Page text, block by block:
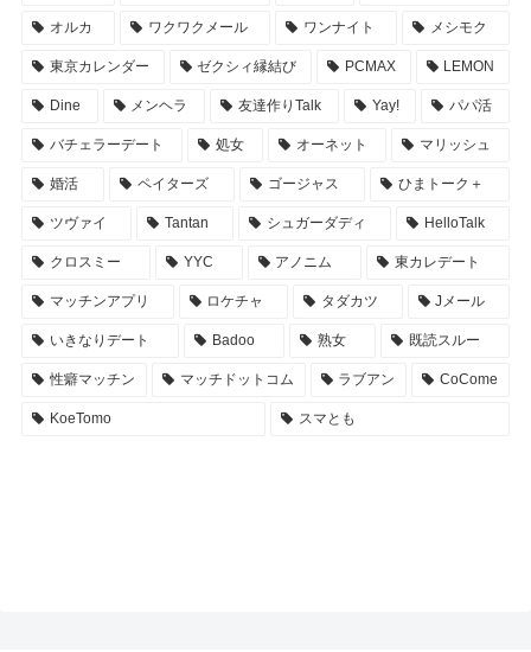
オルカ ワクワクメール ワンナイト メシモク
東京カレンダー ゼクシィ縁結び PCMAX LEMON
Dine メンヘラ 友達作りTalk Yay! パパ活
バチェラーデート 処女 オーネット マリッシュ
婚活 ペイターズ ゴージャス ひまトーク＋
ツヴァイ Tantan シュガーダディ HelloTalk
クロスミー YYC アノニム 東カレデート
マッチンアプリ ロケチャ タダカツ Jメール
いきなりデート Badoo 熟女 既読スルー
性癖マッチン マッチドットコム ラブアン CoCome
KoeTomo スマとも